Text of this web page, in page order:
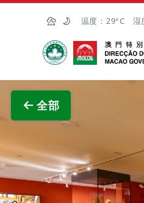
跳至主内容
温度： 29°C 湿
澳门特别行政区政
全部